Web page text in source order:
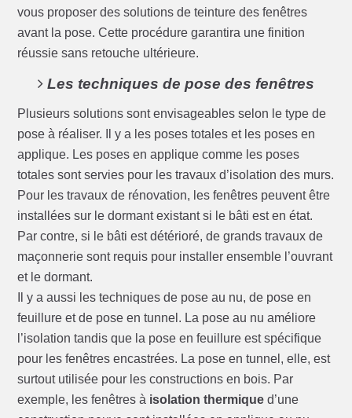
vous proposer des solutions de teinture des fenêtres
avant la pose. Cette procédure garantira une finition
réussie sans retouche ultérieure.
Les techniques de pose des fenêtres
Plusieurs solutions sont envisageables selon le type de
pose à réaliser. Il y a les poses totales et les poses en
applique. Les poses en applique comme les poses
totales sont servies pour les travaux d’isolation des murs.
Pour les travaux de rénovation, les fenêtres peuvent être
installées sur le dormant existant si le bâti est en état.
Par contre, si le bâti est détérioré, de grands travaux de
maçonnerie sont requis pour installer ensemble l’ouvrant
et le dormant.
Il y a aussi les techniques de pose au nu, de pose en
feuillure et de pose en tunnel. La pose au nu améliore
l’isolation tandis que la pose en feuillure est spécifique
pour les fenêtres encastrées. La pose en tunnel, elle, est
surtout utilisée pour les constructions en bois. Par
exemple, les fenêtres à isolation thermique d’une